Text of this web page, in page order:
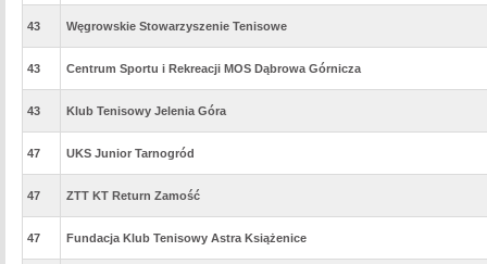
43 Węgrowskie Stowarzyszenie Tenisowe
43 Centrum Sportu i Rekreacji MOS Dąbrowa Górnicza
43 Klub Tenisowy Jelenia Góra
47 UKS Junior Tarnogród
47 ZTT KT Return Zamość
47 Fundacja Klub Tenisowy Astra Książenice